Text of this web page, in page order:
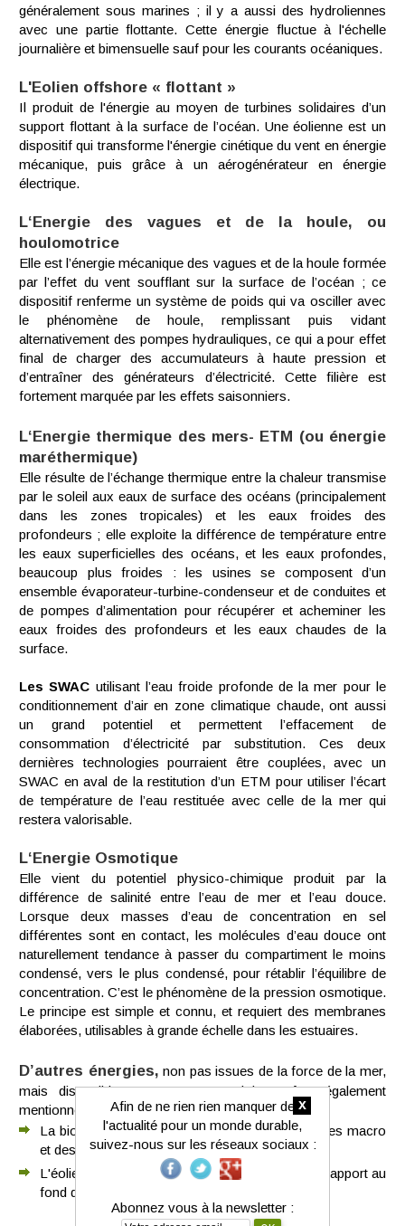
généralement sous marines ; il y a aussi des hydroliennes
avec une partie flottante. Cette énergie fluctue à l'échelle
journalière et bimensuelle sauf pour les courants océaniques.
L'Eolien offshore « flottant »
Il produit de l'énergie au moyen de turbines solidaires d’un
support flottant à la surface de l’océan. Une éolienne est un
dispositif qui transforme l'énergie cinétique du vent en énergie
mécanique, puis grâce à un aérogénérateur en énergie
électrique.
L‘Energie des vagues et de la houle, ou
houlomotrice
Elle est l’énergie mécanique des vagues et de la houle formée
par l’effet du vent soufflant sur la surface de l’océan ; ce
dispositif renferme un système de poids qui va osciller avec
le phénomène de houle, remplissant puis vidant
alternativement des pompes hydrauliques, ce qui a pour effet
final de charger des accumulateurs à haute pression et
d’entraîner des générateurs d’électricité. Cette filière est
fortement marquée par les effets saisonniers.
L‘Energie thermique des mers- ETM (ou énergie
maréthermique)
Elle résulte de l’échange thermique entre la chaleur transmise
par le soleil aux eaux de surface des océans (principalement
dans les zones tropicales) et les eaux froides des
profondeurs ; elle exploite la différence de température entre
les eaux superficielles des océans, et les eaux profondes,
beaucoup plus froides : les usines se composent d’un
ensemble évaporateur-turbine-condenseur et de conduites et
de pompes d’alimentation pour récupérer et acheminer les
eaux froides des profondeurs et les eaux chaudes de la
surface.
Les SWAC utilisant l’eau froide profonde de la mer pour le
conditionnement d’air en zone climatique chaude, ont aussi
un grand potentiel et permettent l’effacement de
consommation d’électricité par substitution. Ces deux
dernières technologies pourraient être couplées, avec un
SWAC en aval de la restitution d’un ETM pour utiliser l’écart
de température de l’eau restituée avec celle de la mer qui
restera valorisable.
L‘Energie Osmotique
Elle vient du potentiel physico-chimique produit par la
différence de salinité entre l’eau de mer et l’eau douce.
Lorsque deux masses d’eau de concentration en sel
différentes sont en contact, les molécules d’eau douce ont
naturellement tendance à passer du compartiment le moins
condensé, vers le plus condensé, pour rétablir l’équilibre de
concentration. C’est le phénomène de la pression osmotique.
Le principe est simple et connu, et requiert des membranes
élaborées, utilisables à grande échelle dans les estuaires.
D’autres énergies, non pas issues de la force de la mer,
mais disponibles « en mer », doivent être également
mentionnées :
La biomasse marine (culture et/ou exploitation des macro
et des micro-algues) ;
L'éolien offshore « posé », c’est-à-dire fixe par rapport au
fond de l’océan ;
x
Afin de ne rien rien manquer de
l'actualité pour un monde durable,
suivez-nous sur les réseaux sociaux :
Abonnez vous à la newsletter :